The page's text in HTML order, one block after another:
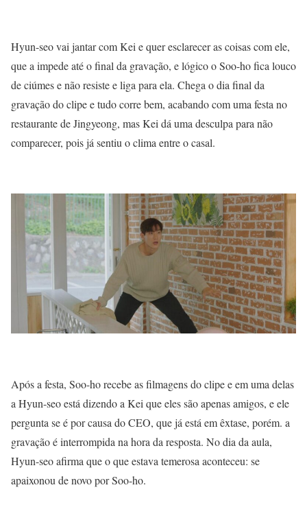
Hyun-seo vai jantar com Kei e quer esclarecer as coisas com ele,
que a impede até o final da gravação, e lógico o Soo-ho fica louco
de ciúmes e não resiste e liga para ela. Chega o dia final da
gravação do clipe e tudo corre bem, acabando com uma festa no
restaurante de Jingyeong, mas Kei dá uma desculpa para não
comparecer, pois já sentiu o clima entre o casal.
Após a festa, Soo-ho recebe as filmagens do clipe e em uma delas
a Hyun-seo está dizendo a Kei que eles são apenas amigos, e ele
pergunta se é por causa do CEO, que já está em êxtase, porém. a
gravação é interrompida na hora da resposta. No dia da aula,
Hyun-seo afirma que o que estava temerosa aconteceu: se
apaixonou de novo por Soo-ho.